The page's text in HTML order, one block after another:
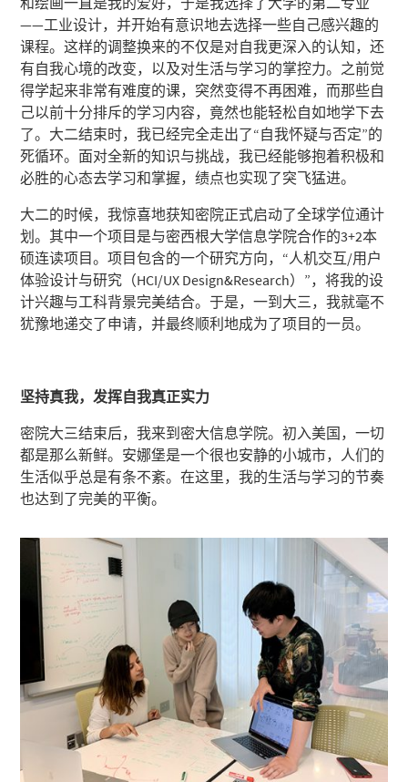
——工业设计，并开始有意识地去选择一些自己感兴趣的
课程。这样的调整换来的不仅是对自我更深入的认知，还
有自我心境的改变，以及对生活与学习的掌控力。之前觉
得学起来非常有难度的课，突然变得不再困难，而那些自
己以前十分排斥的学习内容，竟然也能轻松自如地学下去
了。大二结束时，我已经完全走出了“自我怀疑与否定”的
死循环。面对全新的知识与挑战，我已经能够抱着积极和
必胜的心态去学习和掌握，绩点也实现了突飞猛进。
大二的时候，我惊喜地获知密院正式启动了全球学位通计
划。其中一个项目是与密西根大学信息学院合作的3+2本
硕连读项目。项目包含的一个研究方向，“人机交互/用户
体验设计与研究（HCI/UX Design&Research）”，将我的设
计兴趣与工科背景完美结合。于是，一到大三，我就毫不
犹豫地递交了申请，并最终顺利地成为了项目的一员。
坚持真我，发挥自我真正实力
密院大三结束后，我来到密大信息学院。初入美国，一切
都是那么新鲜。安娜堡是一个很也安静的小城市，人们的
生活似乎总是有条不紊。在这里，我的生活与学习的节奏
也达到了完美的平衡。